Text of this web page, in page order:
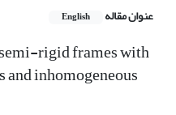
عنوان مقاله English
rigid frames with
inhomogeneous